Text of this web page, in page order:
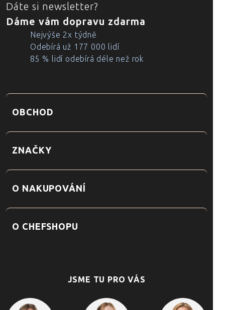
Dáte si newsletter?
Dáme vám dopravu zdarma
Nejvýše 2x týdně
Odebírá už 177 000 lidí
85 % lidí odebírá déle než rok
OBCHOD
ZNAČKY
O NAKUPOVÁNÍ
O CHEFSHOPU
JSME TU PRO VÁS